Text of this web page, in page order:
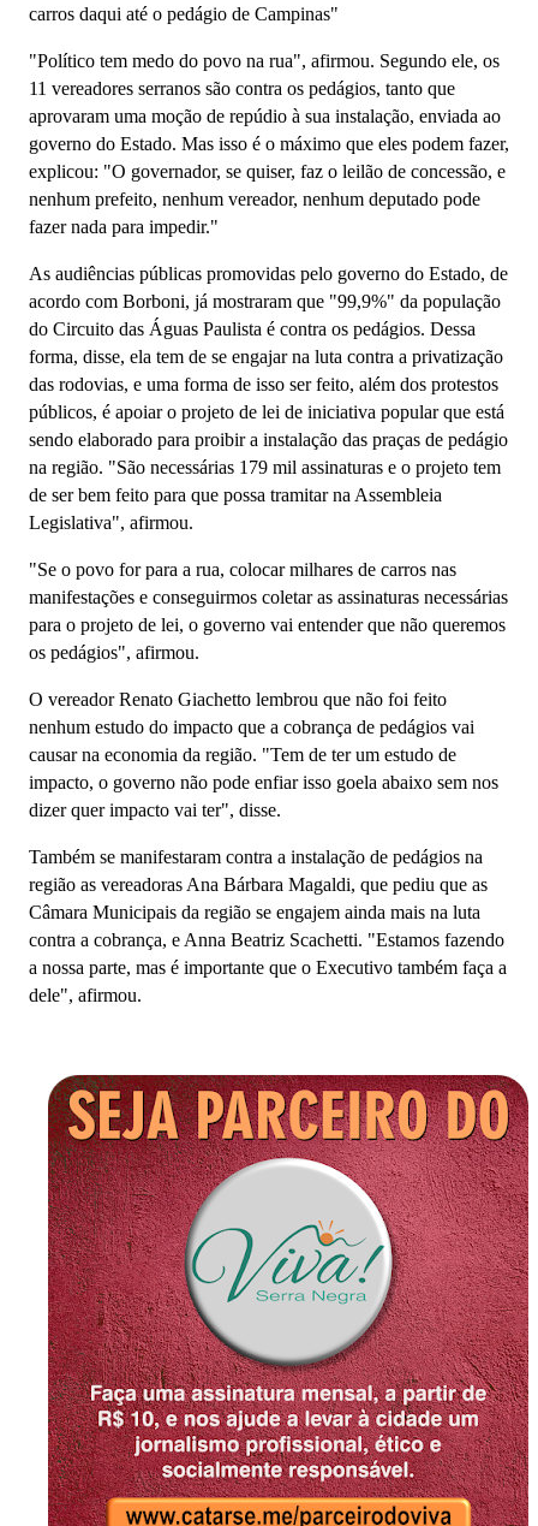
carros daqui até o pedágio de Campinas"
"Político tem medo do povo na rua", afirmou. Segundo ele, os
11 vereadores serranos são contra os pedágios, tanto que
aprovaram uma moção de repúdio à sua instalação, enviada ao
governo do Estado. Mas isso é o máximo que eles podem fazer,
explicou: "O governador, se quiser, faz o leilão de concessão, e
nenhum prefeito, nenhum vereador, nenhum deputado pode
fazer nada para impedir."
As audiências públicas promovidas pelo governo do Estado, de
acordo com Borboni, já mostraram que "99,9%" da população
do Circuito das Águas Paulista é contra os pedágios. Dessa
forma, disse, ela tem de se engajar na luta contra a privatização
das rodovias, e uma forma de isso ser feito, além dos protestos
públicos, é apoiar o projeto de lei de iniciativa popular que está
sendo elaborado para proibir a instalação das praças de pedágio
na região. "São necessárias 179 mil assinaturas e o projeto tem
de ser bem feito para que possa tramitar na Assembleia
Legislativa", afirmou.
"Se o povo for para a rua, colocar milhares de carros nas
manifestações e conseguirmos coletar as assinaturas necessárias
para o projeto de lei, o governo vai entender que não queremos
os pedágios", afirmou.
O vereador Renato Giachetto lembrou que não foi feito
nenhum estudo do impacto que a cobrança de pedágios vai
causar na economia da região. "Tem de ter um estudo de
impacto, o governo não pode enfiar isso goela abaixo sem nos
dizer quer impacto vai ter", disse.
Também se manifestaram contra a instalação de pedágios na
região as vereadoras Ana Bárbara Magaldi, que pediu que as
Câmara Municipais da região se engajem ainda mais na luta
contra a cobrança, e Anna Beatriz Scachetti. "Estamos fazendo
a nossa parte, mas é importante que o Executivo também faça a
dele", afirmou.